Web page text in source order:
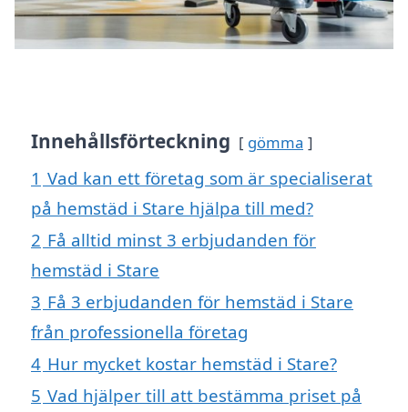
Innehållsförteckning gömma
1 Vad kan ett företag som är specialiserat
på hemstäd i Stare hjälpa till med?
2 Få alltid minst 3 erbjudanden för
hemstäd i Stare
3 Få 3 erbjudanden för hemstäd i Stare
från professionella företag
4 Hur mycket kostar hemstäd i Stare?
5 Vad hjälper till att bestämma priset på